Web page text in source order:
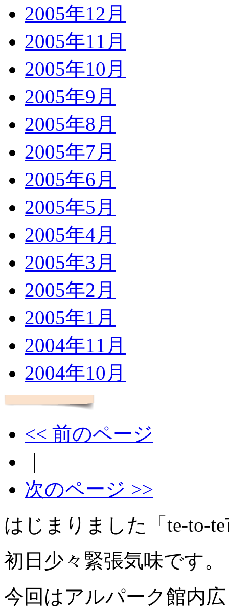
2005年12月
2005年11月
2005年10月
2005年9月
2005年8月
2005年7月
2005年6月
2005年5月
2005年4月
2005年3月
2005年2月
2005年1月
2004年11月
2004年10月
<< 前のページ
次のページ >>
はじまりました「te-to-
初日少々緊張気味です。
今回はアルパーク館内